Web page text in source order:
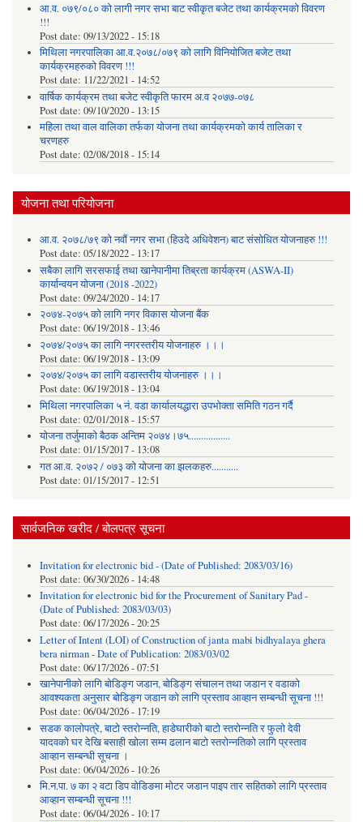
आ.व. ०७९/०८० को लागी नगर सभा बाट स्वीकृत बजेट तथा कार्यक्रमको विवरण
!!!
Post date: 09/13/2022 - 15:18
मिथिला नगरपालिका आ.व.२०७८/०७९ को लागि विनियोजित बजेट तथा
कार्यक्रमहरुको विवरण !!!
Post date: 11/22/2021 - 14:52
वार्षिक कार्यक्रम तथा बजेट स्वीकृति फारम अ.व २०७७-०७८
Post date: 09/10/2020 - 13:15
महिला तथा वाल वालिका तर्फका याेजना तथा कार्यक्रमकाे कार्य तालिका र
चरणहरु
Post date: 02/08/2018 - 15:14
योजना तथा परियोजना
आ.व. २०७८/७९ को नवौं नगर सभा (हिउदे अधिवेशन) बाट संसोधित योजनाहरु !!!
Post date: 05/18/2022 - 13:17
सबैका लागि सरसफाई तथा खानेपानीमा तिब्रता कार्यक्रम (ASWA-II)
कार्यान्वयन योजना (2018 -2022)
Post date: 09/24/2020 - 14:17
२०७४-२०७५ को लागि नगर विकास योजना बैंक
Post date: 06/19/2018 - 13:46
२०७४/२०७५ का लागि नगरस्तरीय योजनाहरु ।।।
Post date: 06/19/2018 - 13:09
२०७४/२०७५ का लागि वडास्तरीय योजनाहरु ।।।
Post date: 06/19/2018 - 13:04
मिथिला नगरपालिका ५ नं. वडा कार्यालयद्धारा उपभोक्ता समिति गठन गर्दै
Post date: 02/01/2018 - 15:57
याेजना तर्जुमाकाे बैठक अन्तिम २०७४।७५.................
Post date: 01/15/2017 - 13:08
गत आ.व. २०७२ / ०७३ को योजना का झलकहरु...........
Post date: 01/15/2017 - 12:51
सार्वजनिक खरीद / बोलपत्र सूचना
Invitation for electronic bid - (Date of Published: 2083/03/16)
Post date: 06/30/2026 - 14:48
Invitation for electronic bid for the Procurement of Sanitary Pad -
(Date of Published: 2083/03/03)
Post date: 06/17/2026 - 20:25
Letter of Intent (LOI) of Construction of janta mabi bidhyalaya ghera
bera nirman - Date of Publication: 2083/03/02
Post date: 06/17/2026 - 07:51
खानेपानीको लागि बोडिङ्ग जडान, बोडिङ्ग संचालन तथा जडान र वडाको
आवश्यकता अनुसार बोडिङ्ग जडान को लागि प्रस्ताव आव्हान सम्बन्धी सूचना !!!
Post date: 06/04/2026 - 17:19
सडक कालोपत्रे, बाटो स्तरोन्नति, हाडेघारीको बाटो स्तरोन्नति र फुलो देवी
यादवको घर देखि बसाही खोला सम्म ढलान बाटो स्तरोन्नतिको लागि प्रस्ताव
आव्हान सम्बन्धी सूचना ।
Post date: 06/04/2026 - 10:26
मि.न.पा. ७ का २ वटा डिप वोडिङमा मोटर जडान पाइप तार सहितको लागि प्रस्ताव
आव्हान सम्बन्धी सूचना !!!
Post date: 06/04/2026 - 10:17